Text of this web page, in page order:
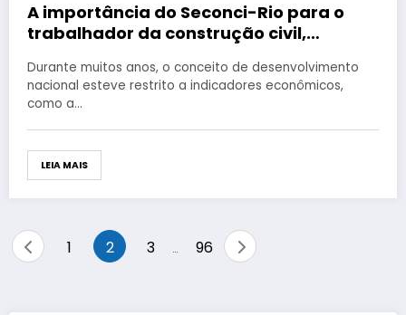
A importância do Seconci-Rio para o
trabalhador da construção civil,
Durante muitos anos, o conceito de desenvolvimento
nacional esteve restrito a indicadores econômicos,
como a…
LEIA MAIS
Paginação
1 2 3 … 96